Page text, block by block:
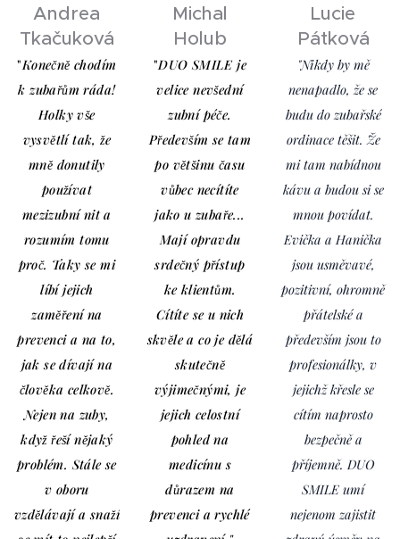
Andrea
Tkačuková
"Konečně chodím
k zubařům ráda!
Holky vše
vysvětlí tak, že
mně donutily
používat
mezizubní nit a
rozumím tomu
proč. Taky se mi
líbí jejich
zaměření na
prevenci a na to,
jak se dívají na
člověka celkově.
Nejen na zuby,
když řeší nějaký
problém. Stále se
v oboru
vzdělávají a snaží
Michal
Holub
"DUO SMILE je
velice nevšední
zubní péče.
Především se tam
po většinu času
vůbec necítíte
jako u zubaře...
Mají opravdu
srdečný přístup
ke klientům.
Cítíte se u nich
skvěle a co je dělá
skutečně
výjimečnými, je
jejich celostní
pohled na
medicínu s
důrazem na
prevenci a rychlé
Lucie
Pátková
"Nikdy by mě
nenapadlo, že se
budu do zubařské
ordinace těšit. Že
mi tam nabídnou
kávu a budou si se
mnou povídat.
Evička a Hanička
jsou usměvavé,
pozitivní, ohromně
přátelské a
především jsou to
profesionálky, v
jejichž křesle se
cítím naprosto
bezpečně a
příjemně. DUO
SMILE umí
nejenom zajistit